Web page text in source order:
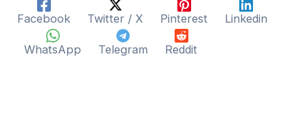
Facebook Twitter / X Pinterest Linkedin
WhatsApp Telegram Reddit